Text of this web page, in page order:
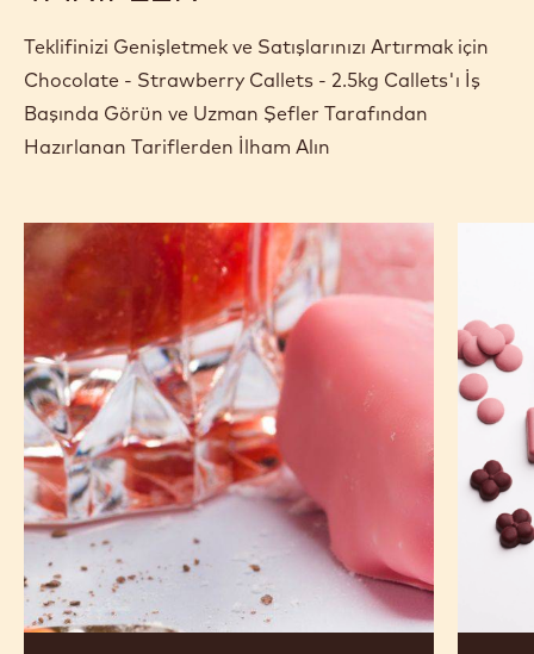
Teklifinizi Genişletmek ve Satışlarınızı Artırmak için
Chocolate - Strawberry Callets - 2.5kg Callets'ı İş
Başında Görün ve Uzman Şefler Tarafından
Hazırlanan Tariflerden İlham Alın
Asi
marşmelov